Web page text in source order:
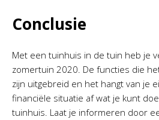
Conclusie
Met een tuinhuis in de tuin heb je
zomertuin 2020. De functies die
zijn uitgebreid en het hangt van je
financiële situatie af wat je kunt
tuinhuis. Laat je informeren door